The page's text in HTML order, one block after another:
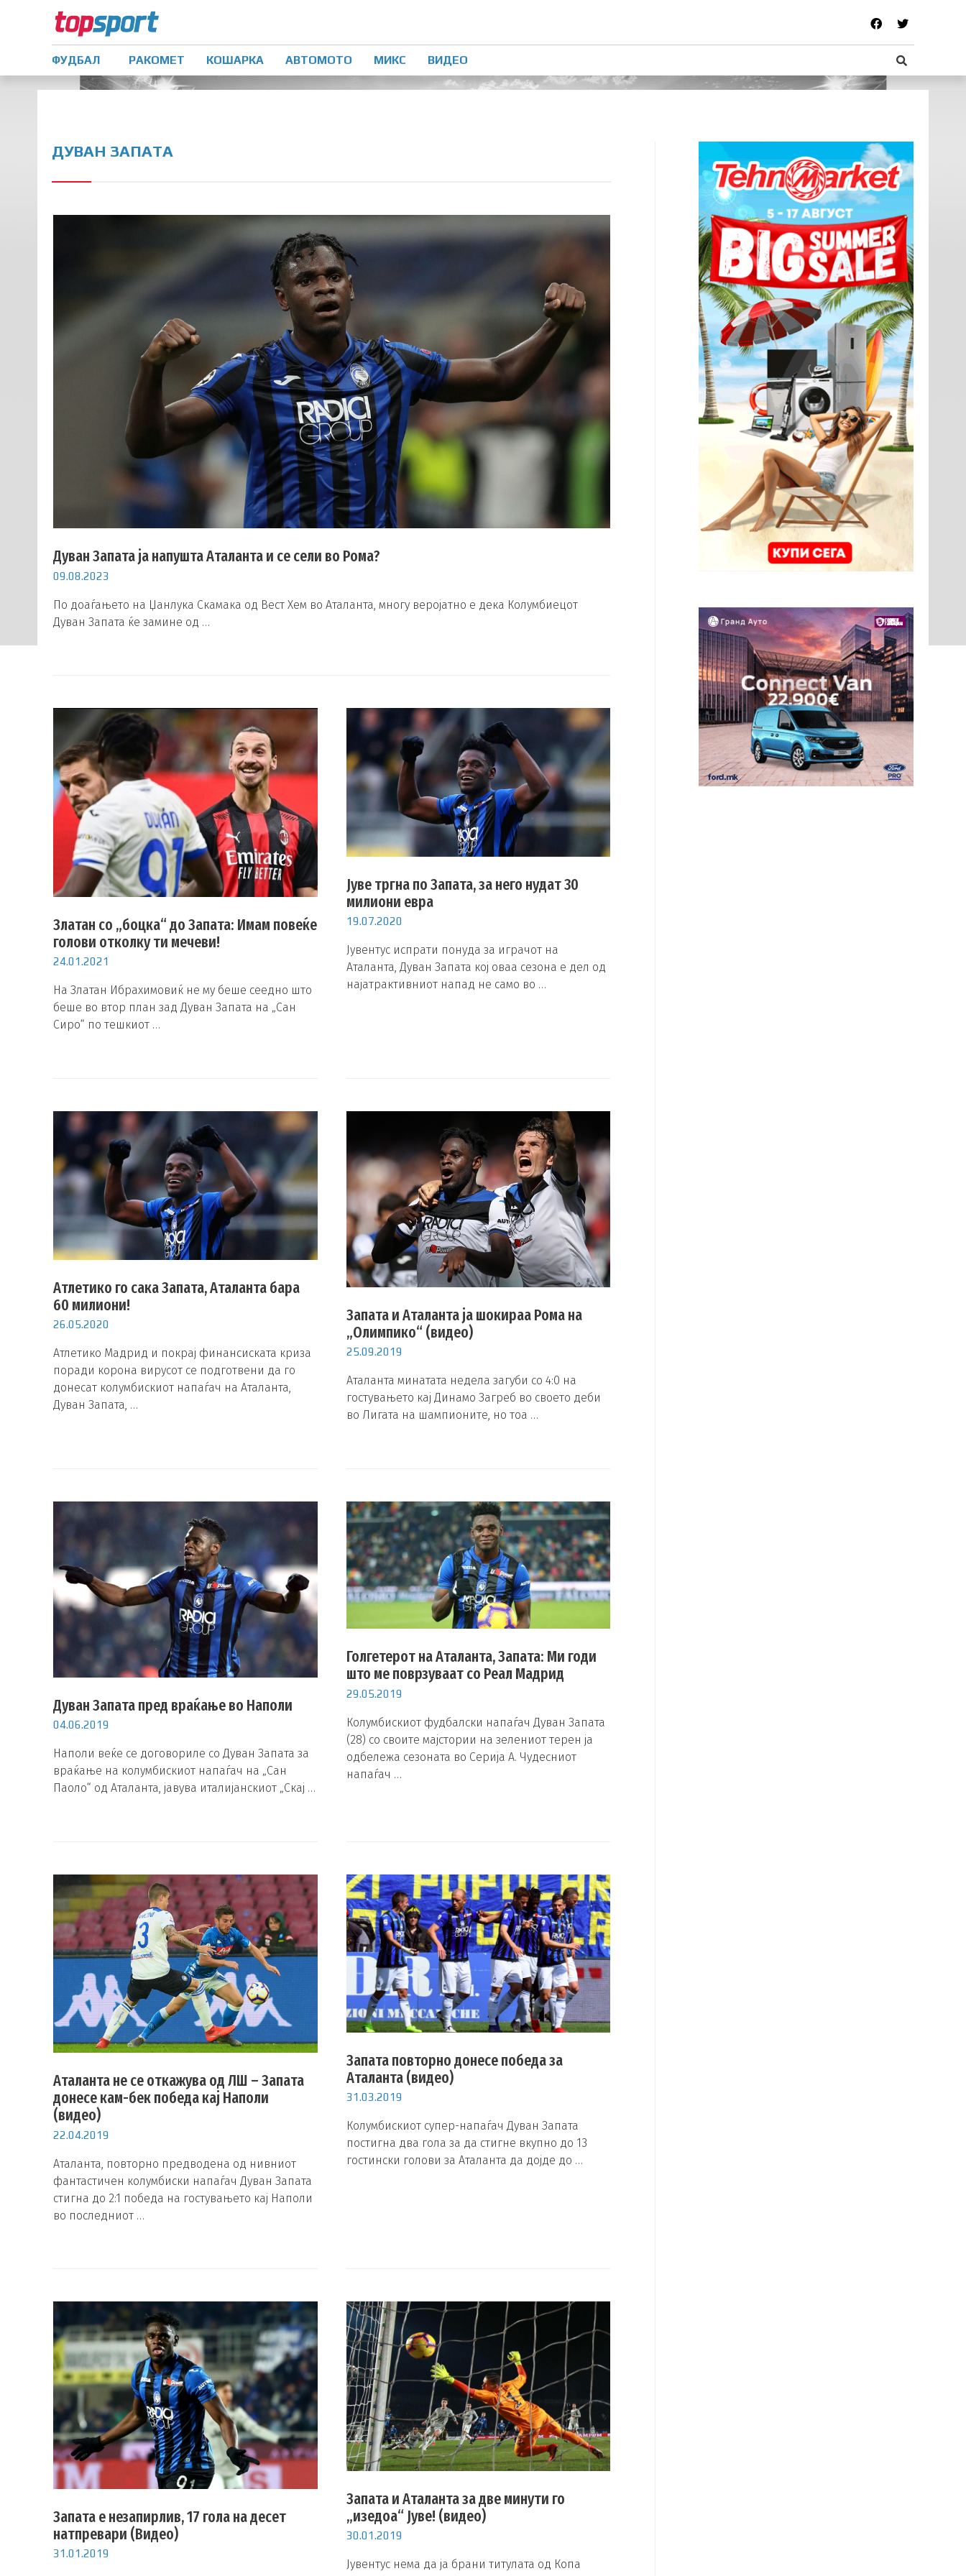
ФУДБАЛ РАКОМЕТ КОШАРКА АВТОМОТО МИКС ВИДЕО
ДУВАН ЗАПАТА
Дуван Запата ја напушта Аталанта и се сели во Рома?
09.08.2023
По доаѓањето на Џанлука Скамака од Вест Хем во Аталанта, многу веројатно е дека Колумбиецот
Дуван Запата ќе замине од …
Златан со „боцка“ до Запата: Имам повеќе
голови отколку ти мечеви!
24.01.2021
На Златан Ибрахимовиќ не му беше сеедно што
беше во втор план зад Дуван Запата на „Сан
Сиро“ по тешкиот …
Јуве тргна по Запата, за него нудат 30
милиони евра
19.07.2020
Јувентус испрати понуда за играчот на
Аталанта, Дуван Запата кој оваа сезона е дел од
најатрактивниот напад не само во …
Атлетико го сака Запата, Аталанта бара
60 милиони!
26.05.2020
Атлетико Мадрид и покрај финансиската криза
поради корона вирусот се подготвени да го
донесат колумбискиот напаѓач на Аталанта,
Дуван Запата, …
Запата и Аталанта ја шокираа Рома на
„Олимпико“ (видео)
25.09.2019
Аталанта минатата недела загуби со 4:0 на
гостувањето кај Динамо Загреб во своето деби
во Лигата на шампионите, но тоа …
Дуван Запата пред враќање во Наполи
04.06.2019
Наполи веќе се договориле со Дуван Запата за
враќање на колумбискиот напаѓач на „Сан
Паоло“ од Аталанта, јавува италијанскиот „Скај …
Голгетерот на Аталанта, Запата: Ми годи
што ме поврзуваат со Реал Мадрид
29.05.2019
Колумбискиот фудбалски напаѓач Дуван Запата
(28) со своите мајстории на зелениот терен ја
одбележа сезоната во Серија А. Чудесниот
напаѓач …
Аталанта не се откажува од ЛШ – Запата
донесе кам-бек победа кај Наполи
(видео)
22.04.2019
Аталанта, повторно предводена од нивниот
фантастичен колумбиски напаѓач Дуван Запата
стигна до 2:1 победа на гостувањето кај Наполи
во последниот …
Запата повторно донесе победа за
Аталанта (видео)
31.03.2019
Колумбискиот супер-напаѓач Дуван Запата
постигна два гола за да стигне вкупно до 13
гостински голови за Аталанта да дојде до …
Запата е незапирлив, 17 гола на десет
натпревари (Видео)
31.01.2019
Запата и Аталанта за две минути го
„изедоа“ Јуве! (видео)
30.01.2019
Јувентус нема да ја брани титулата од Копа